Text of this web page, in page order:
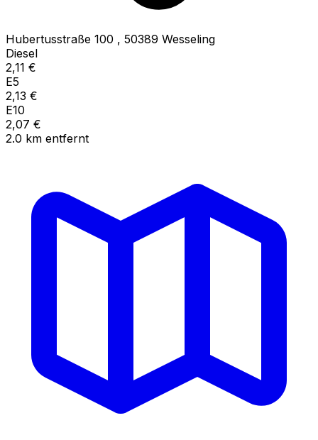
Hubertusstraße 100 , 50389 Wesseling
Diesel
2,11 €
E5
2,13 €
E10
2,07 €
2.0 km entfernt